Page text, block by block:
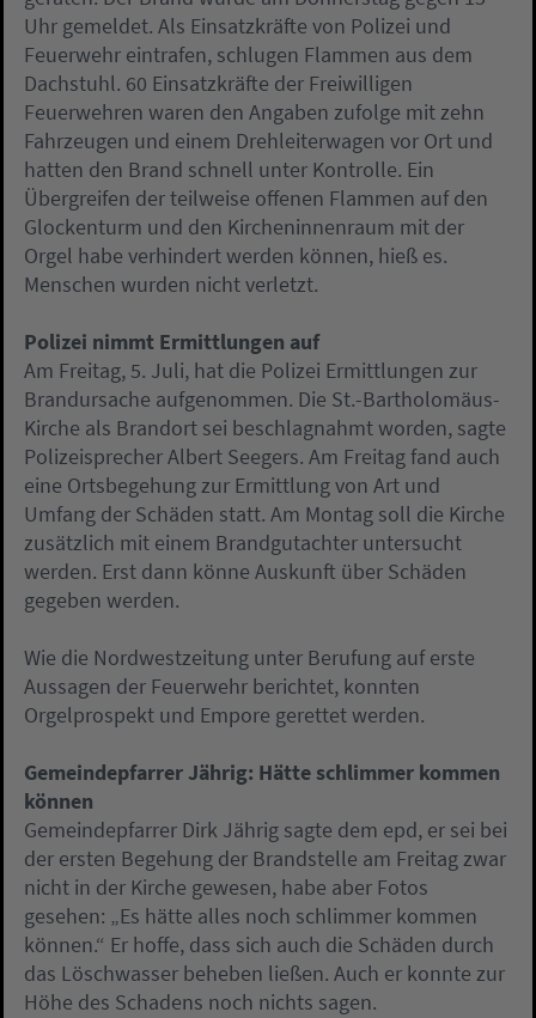
Uhr gemeldet. Als Einsatzkräfte von Polizei und
Feuerwehr eintrafen, schlugen Flammen aus dem
Dachstuhl. 60 Einsatzkräfte der Freiwilligen
Feuerwehren waren den Angaben zufolge mit zehn
Fahrzeugen und einem Drehleiterwagen vor Ort und
hatten den Brand schnell unter Kontrolle. Ein
Übergreifen der teilweise offenen Flammen auf den
Glockenturm und den Kircheninnenraum mit der
Orgel habe verhindert werden können, hieß es.
Menschen wurden nicht verletzt.
Polizei nimmt Ermittlungen auf
Am Freitag, 5. Juli, hat die Polizei Ermittlungen zur
Brandursache aufgenommen. Die St.-Bartholomäus-
Kirche als Brandort sei beschlagnahmt worden, sagte
Polizeisprecher Albert Seegers. Am Freitag fand auch
eine Ortsbegehung zur Ermittlung von Art und
Umfang der Schäden statt. Am Montag soll die Kirche
zusätzlich mit einem Brandgutachter untersucht
werden. Erst dann könne Auskunft über Schäden
gegeben werden.
Wie die Nordwestzeitung unter Berufung auf erste
Aussagen der Feuerwehr berichtet, konnten
Orgelprospekt und Empore gerettet werden.
Gemeindepfarrer Jährig: Hätte schlimmer kommen
können
Gemeindepfarrer Dirk Jährig sagte dem epd, er sei bei
der ersten Begehung der Brandstelle am Freitag zwar
nicht in der Kirche gewesen, habe aber Fotos
gesehen: „Es hätte alles noch schlimmer kommen
können.“ Er hoffe, dass sich auch die Schäden durch
das Löschwasser beheben ließen. Auch er konnte zur
Höhe des Schadens noch nichts sagen.